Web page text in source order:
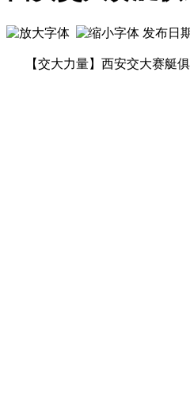
发布日
【交大力量】西安交大赛艇俱